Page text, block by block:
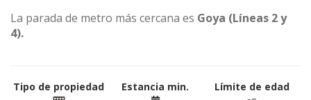
La parada de metro más cercana es Goya (Líneas 2 y
4).
Tipo de propiedad Estancia min. Límite de edad